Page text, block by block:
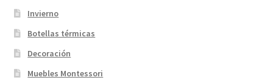
Invierno
Botellas térmicas
Decoración
Muebles Montessori